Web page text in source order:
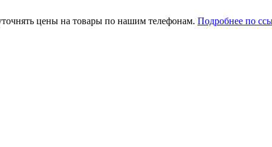
цены на товары по нашим телефонам. Подробнее по